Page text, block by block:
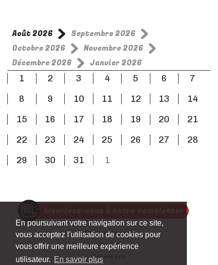
En poursuivant votre navigation sur ce site,
vous acceptez l'utilisation de cookies pour
vous offrir une meilleure expérience
utilisateur. En savoir plus
Août 2026
Septembre 2026
Octobre 2026
Novembre 2026
Décembre 2026
Janvier 2026
1
2 3 4 5 6
7
8
9 10 11 12 13
14
15
16 17 18 19 20
21
22
23 24 25 26 27
28
29
30 31 1
Mentions Légales
Crédits
Espace pro